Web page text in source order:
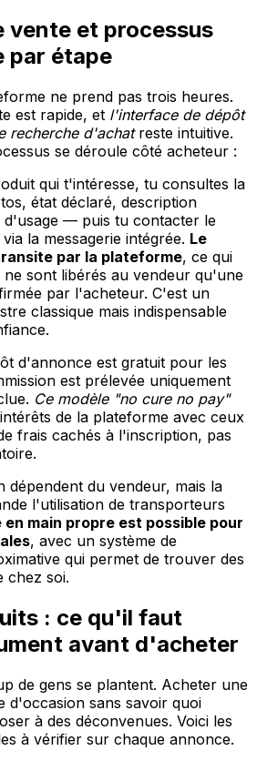
vente et processus
par étape
ne prend pas trois heures.
est rapide, et l'interface de dépôt
recherche d'achatreste intuitive.
se déroule côté acheteur :
qui t'intéresse, tu consultes la
état déclaré, description
d'usage — puis tu contacter le
la messagerie intégrée. Le
par la plateforme, ce qui
ne sont libérés au vendeur qu'une
par l'acheteur. C'est un
classique mais indispensable
d'annonce est gratuit pour les
est prélevée uniquement
Ce modèle "no cure no pay"
de la plateforme avec ceux
frais cachés à l'inscription, pas
dépendent du vendeur, mais la
l'utilisation de transporteurs
en main propre est possible pour
, avec un système de
qui permet de trouver des
chez soi.
: ce qu'il faut
avant d'acheter
de gens se plantent. Acheter une
d'occasion sans savoir quoi
à des déconvenues. Voici les
à vérifier sur chaque annonce.